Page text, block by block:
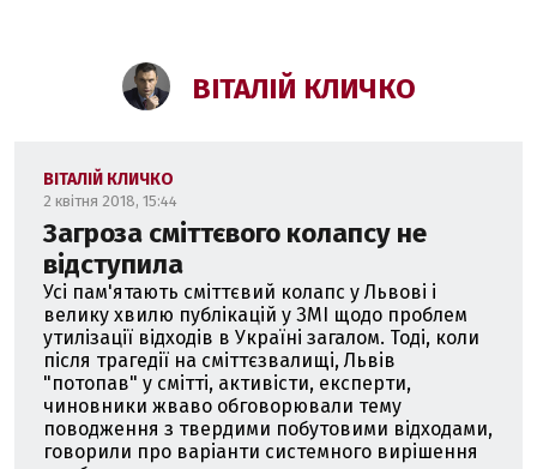
ВІТАЛІЙ КЛИЧКО
ВІТАЛІЙ КЛИЧКО
2 квітня 2018, 15:44
Загроза сміттєвого колапсу не
відступила
Усі пам'ятають сміттєвий колапс у Львові і
велику хвилю публікацій у ЗМІ щодо проблем
утилізації відходів в Україні загалом. Тоді, коли
після трагедії на сміттєзвалищі, Львів
"потопав" у смітті, активісти, експерти,
чиновники жваво обговорювали тему
поводження з твердими побутовими відходами,
говорили про варіанти системного вирішення